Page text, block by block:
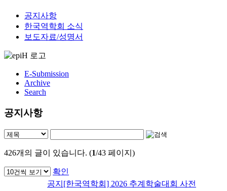
공지사항
한국역학회 소식
보도자료/성명서
E-Submission
Archive
Search
공지사항
426개의 글이 있습니다. (1/43 페이지)
확인
공지 [한국역학회] 2026 추계학술대회 사전